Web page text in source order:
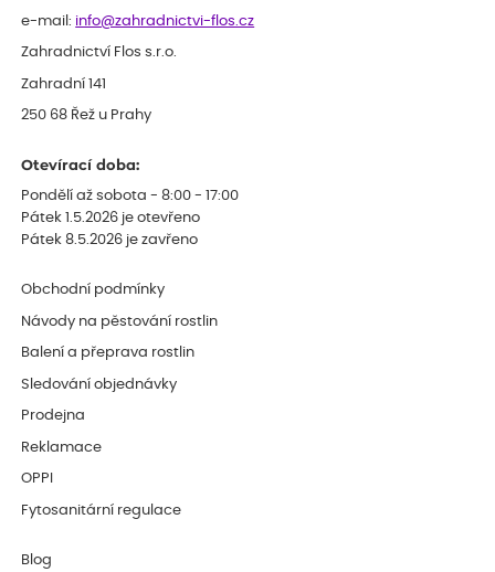
e-mail: info@zahradnictvi-flos.cz
Zahradnictví Flos s.r.o.
Zahradní 141
250 68 Řež u Prahy
Otevírací doba:
Pondělí až sobota - 8:00 - 17:00
Pátek 1.5.2026 je otevřeno
Pátek 8.5.2026 je zavřeno
Obchodní podmínky
Návody na pěstování rostlin
Balení a přeprava rostlin
Sledování objednávky
Prodejna
Reklamace
OPPI
Fytosanitární regulace
Blog